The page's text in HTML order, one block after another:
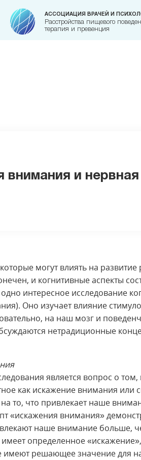
АССОЦИАЦИЯ ВРАЧЕЙ И
Расстройства пищевого
терапия и превенция
и нервная
могут влиять на
и когнитивные аспекты
одно интересное исследование
Оно изучает влияние
на наш мозг и
нетрадиционные
является вопрос о том,
как искажение внимания или
то, что привлекает наше
«искажения внимания»
наше внимание больше,
определенное
имеют решающее значение для